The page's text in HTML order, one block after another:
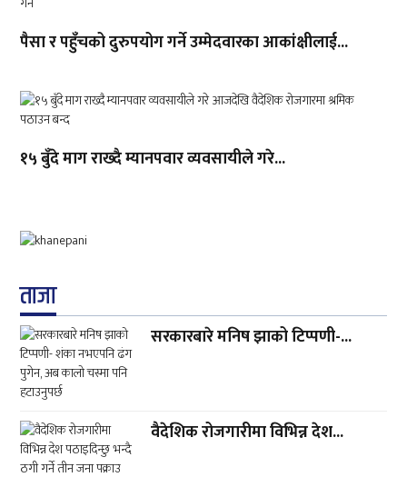
पैसा र पहुँचको दुरुपयोग गर्ने उम्मेदवारका आकांक्षीलाई...
१५ बुँदे माग राख्दै म्यानपवार व्यवसायीले गरे...
ताजा
सरकारबारे मनिष झाको टिप्पणी-...
वैदेशिक रोजगारीमा विभिन्न देश...